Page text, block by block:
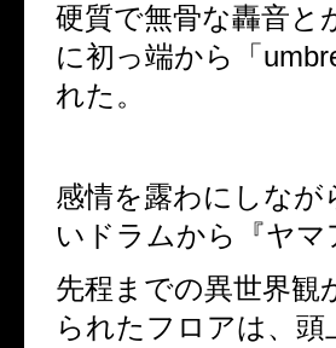
硬質で無骨な轟音と
に初っ端から「
れた。
感情を露わにしな
いドラムから『ヤ
先程までの異世界観
られたフロアは、 頭